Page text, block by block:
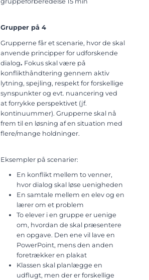
Grupper på 4
Grupperne får et scenarie, hvor de skal
anvende principper for udforskende
dialog. Fokus skal være på
konflikthåndtering gennem aktiv
lytning, spejling, respekt for forskellige
synspunkter og evt. nuancering ved
at forrykke perspektivet (jf.
kontinuummer). Grupperne skal nå
frem til en løsning af en situation med
flere/mange holdninger.
Eksempler på scenarier:
En konflikt mellem to venner,
hvor dialog skal løse uenigheden
En samtale mellem en elev og en
lærer om et problem
To elever i en gruppe er uenige
om, hvordan de skal præsentere
en opgave. Den ene vil lave en
PowerPoint, mens den anden
foretrækker en plakat
Klassen skal planlægge en
udflugt, men der er forskellige